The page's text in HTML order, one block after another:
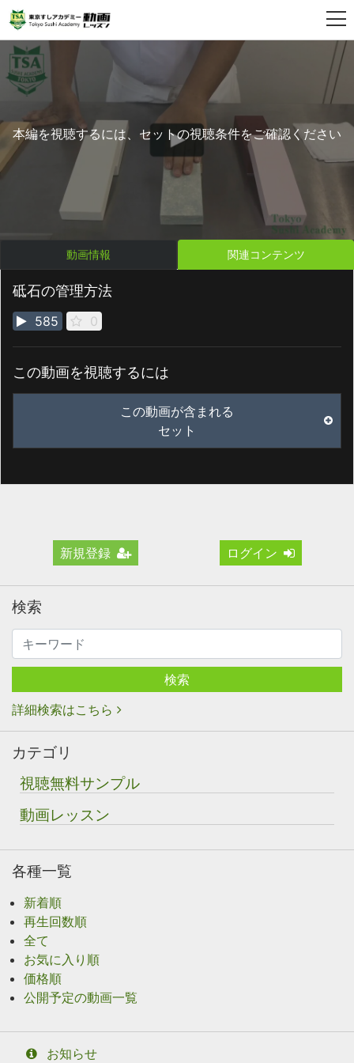
本編を視聴するには、セットの視聴条件をご確認ください
動画情報 関連コンテンツ
砥石の管理方法
585 0
この動画を視聴するには
この動画が含まれる
セット
新規登録 ログイン
検索
検索
詳細検索はこちら
カテゴリ
視聴無料サンプル
動画レッスン
各種一覧
新着順
再生回数順
全て
お気に入り順
価格順
公開予定の動画一覧
お知らせ